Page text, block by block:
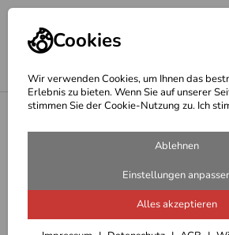
Cookies
Wir verwenden Cookies, um Ihnen das
Erlebnis zu bieten. Wenn Sie auf unserer
stimmen Sie der Cookie-Nutzung zu. Ich
Ablehnen
Einstellungen
Alles akzeptieren
Gepäck
Koffer Trolley -Gepäck